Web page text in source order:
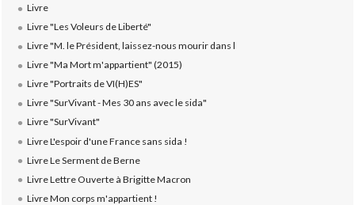
Livre
Livre "Les Voleurs de Liberté"
Livre "M. le Président, laissez-nous mourir dans l
Livre "Ma Mort m'appartient" (2015)
Livre "Portraits de VI(H)ES"
Livre "SurVivant - Mes 30 ans avec le sida"
Livre "SurVivant"
Livre L'espoir d'une France sans sida !
Livre Le Serment de Berne
Livre Lettre Ouverte à Brigitte Macron
Livre Mon corps m'appartient !